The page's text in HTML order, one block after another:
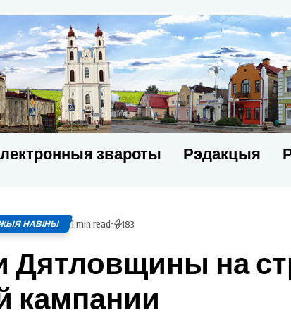
звароты Рэдакцыя
НАВІНЫ 1 min read 183
Дятловщины на
кампании